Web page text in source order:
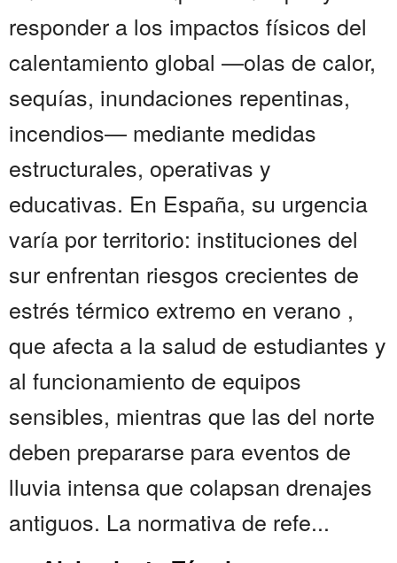
responder a los impactos físicos del
calentamiento global —olas de calor,
sequías, inundaciones repentinas,
incendios— mediante medidas
estructurales, operativas y
educativas. En España, su urgencia
varía por territorio: instituciones del
sur enfrentan riesgos crecientes de
estrés térmico extremo en verano ,
que afecta a la salud de estudiantes y
al funcionamiento de equipos
sensibles, mientras que las del norte
deben prepararse para eventos de
lluvia intensa que colapsan drenajes
antiguos. La normativa de refe...